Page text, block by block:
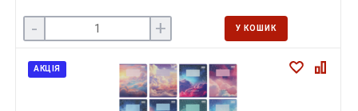
- + У КОШИК
АКЦІЯ